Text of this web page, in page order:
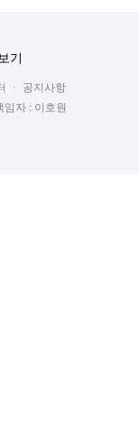
기
공지사항
임자 : 이호원